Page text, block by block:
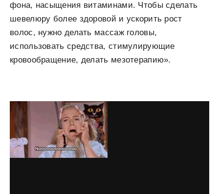
фона, насыщения витаминами. Чтобы сделать
шевелюру более здоровой и ускорить рост
волос, нужно делать массаж головы,
использовать средства, стимулирующие
кровообращение, делать мезотерапию».